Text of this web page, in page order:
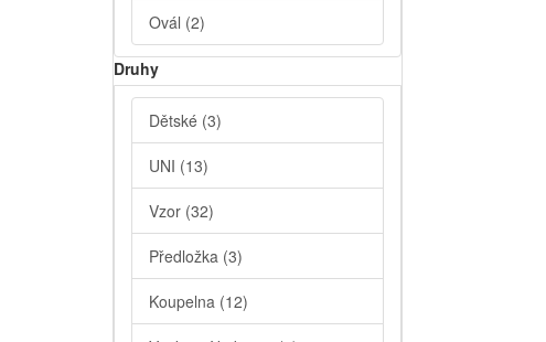
Ovál (2)
Druhy
Dětské (3)
UNI (13)
Vzor (32)
Předložka (3)
Koupelna (12)